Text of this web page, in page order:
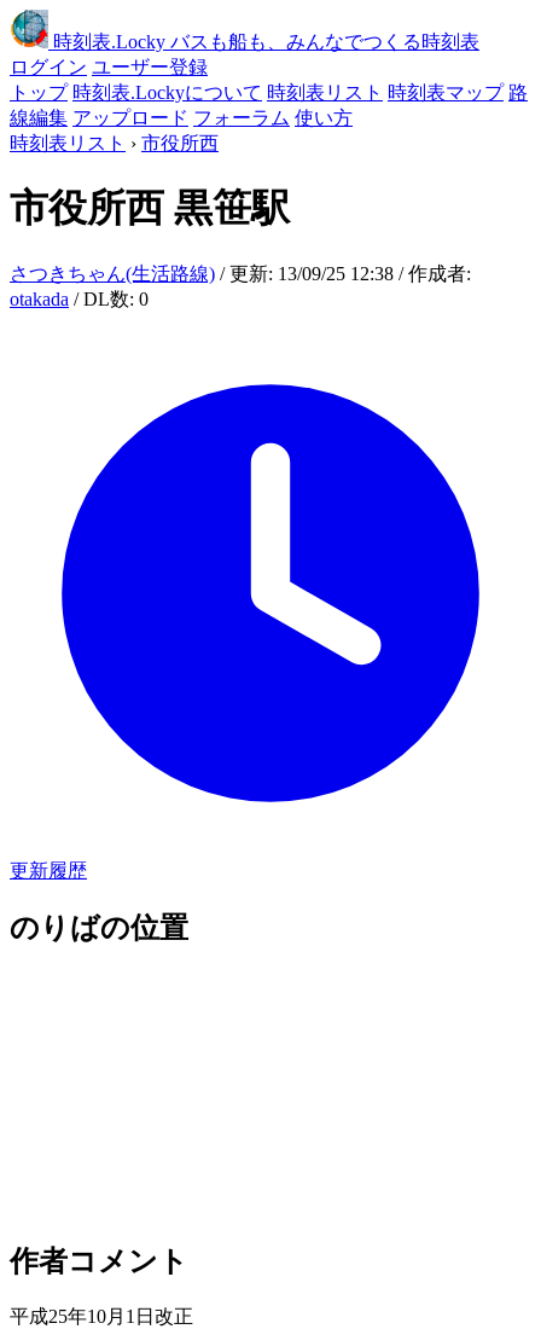
時刻表.Locky バスも船も、みんなでつくる時刻表
ログイン ユーザー登録
トップ 時刻表.Lockyについて 時刻表リスト 時刻表マップ 路
線編集 アップロード フォーラム 使い方
時刻表リスト › 市役所西
市役所西 黒笹駅
さつきちゃん(生活路線) / 更新: 13/09/25 12:38 / 作成者:
otakada / DL数: 0
更新履歴
のりばの位置
作者コメント
平成25年10月1日改正